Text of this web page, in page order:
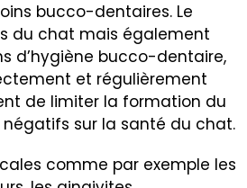
bucco-dentaires. Le
du chat mais également
d’hygiène bucco-dentaire,
et régulièrement
de limiter la formation du
sur la santé du chat.
comme par exemple les